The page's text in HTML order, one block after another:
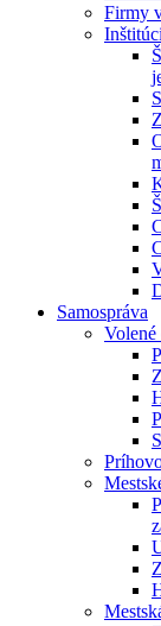
Firmy
Samospráva
Volené